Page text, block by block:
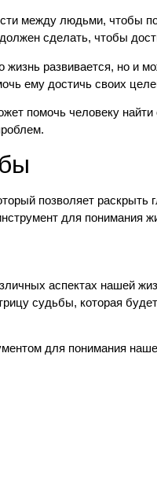
между людьми, чтобы
сделать, чтобы
жизнь развивается, но
ему достичь своих
помочь человеку
позволяет
для понимания
аспектах нашей
судьбы, которая
для понимания